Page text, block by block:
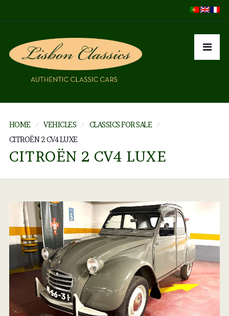
HOME VEHICLES
CLASSICS FOR SALE
CITROËN 2 CV4 LUXE
CITROËN 2 CV4 LUXE